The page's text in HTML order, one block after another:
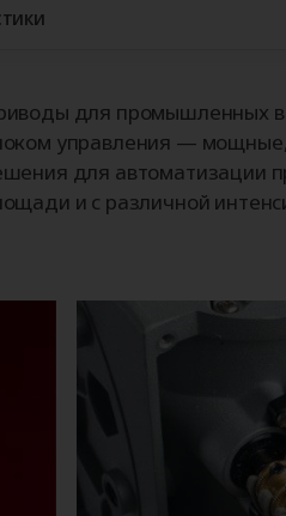
для промышленных
управления —
для автоматизации
и с различной